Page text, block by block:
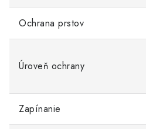
Ochrana prstov
Úroveň ochrany
Zapínanie